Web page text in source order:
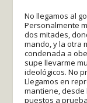
No llegamos al
Personalmente
dos mitades,
mando, y la otra
condenada a
supe llevarme
ideológicos. No
Llegamos en
mantiene, desde
puestos a